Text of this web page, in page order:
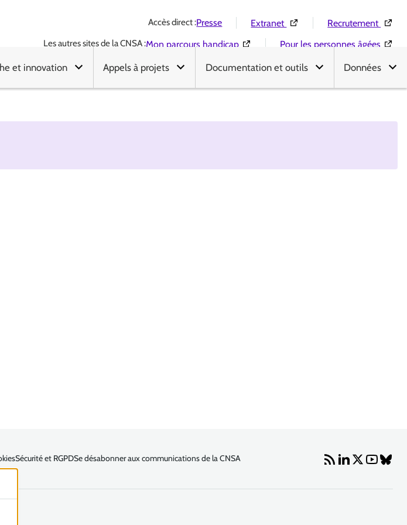
Accès direct :Presse Extranet (Ouverture dans une nouvelle
Recrutement
Les autres sites de la CNSA :Mon parcours handicap(Ouverture dans une nouvelle fenêtre)
Pour les personnes âgées
et innovation Appels à projets Documentation et outils Données
Sécurité et RGPDSe désabonner aux communications de la CNSA